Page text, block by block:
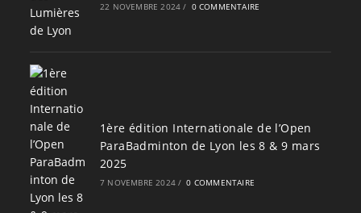
22 NOVEMBRE 2024 / 0 COMMENTAIRE
1ère édition Internationale de l’Open
ParaBadminton de Lyon les 8 & 9 mars
2025
7 NOVEMBRE 2024 / 0 COMMENTAIRE